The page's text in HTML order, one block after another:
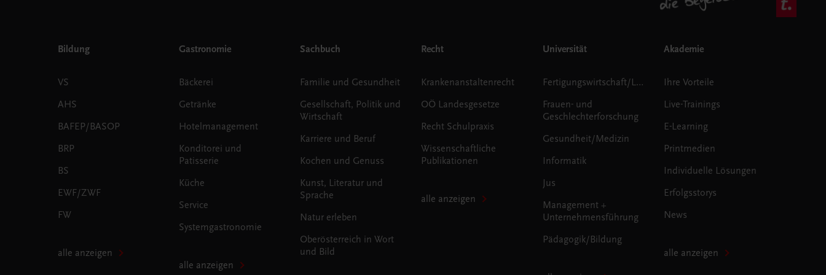
Bildung
VS
AHS
BAFEP/BASOP
BRP
BS
EWF/ZWF
FW
alle anzeigen
Gastronomie
Bäckerei
Getränke
Hotelmanagement
Konditorei und
Patisserie
Küche
Service
Systemgastronomie
alle anzeigen
Sachbuch
Familie und Gesundheit
Gesellschaft, Politik und
Wirtschaft
Karriere und Beruf
Kochen und Genuss
Kunst, Literatur und
Sprache
Natur erleben
Oberösterreich in Wort
und Bild
Recht
Krankenanstaltenrecht
OÖ Landesgesetze
Recht Schulpraxis
Wissenschaftliche
Publikationen
alle anzeigen
Universität
Fertigungswirtschaft/Logistik
Frauen- und
Geschlechterforschung
Gesundheit/Medizin
Informatik
Jus
Management +
Unternehmensführung
Pädagogik/Bildung
Akademie
Ihre Vorteile
Live-Trainings
E-Learning
Printmedien
Individuelle Lösungen
Erfolgsstorys
News
alle anzeigen